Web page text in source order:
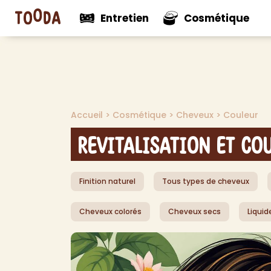
Entretien
Nouveautés
>
Cosmétique
Accueil > Cosmétique > Cheveux > Couleur
Revitalisation et
Finition naturel Tous types de cheveux
Cheveux colorés Cheveux secs